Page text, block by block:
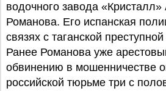
водочного завода
Романова. Его испанская
связях с таганской
Ранее Романова уже
обвинению в мошенничестве
российской тюрьме три с